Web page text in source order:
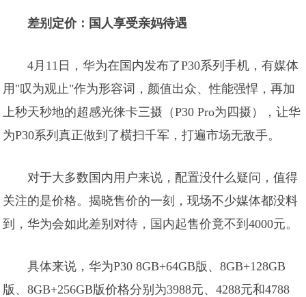
差别定价：国人享受亲妈待遇
4月11日，华为在国内发布了P30系列手机，有媒体
用"叹为观止"作为形容词，颜值出众、性能强悍，再加
上秒天秒地的超感光徕卡三摄（P30 Pro为四摄），让华
为P30系列真正做到了横扫千军，打遍市场无敌手。
对于大多数国内用户来说，配置没什么疑问，值得
关注的是价格。揭晓售价的一刻，现场不少媒体都没料
到，华为会如此差别对待，国内起售价竟不到4000元。
具体来说，华为P30 8GB+64GB版、8GB+128GB
版、8GB+256GB版价格分别为3988元、4288元和4788